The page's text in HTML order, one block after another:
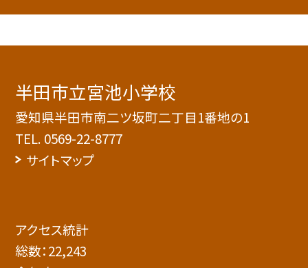
半田市立宮池小学校
愛知県半田市南二ツ坂町二丁目1番地の1
TEL. 0569-22-8777
サイトマップ
アクセス統計
総数：22,243